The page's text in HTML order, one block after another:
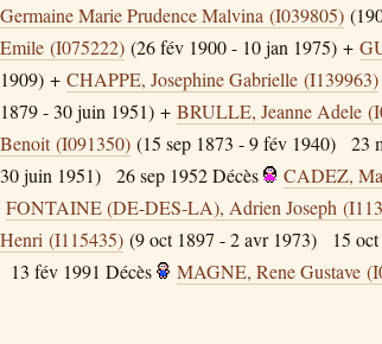
Germaine Marie Prudence Malvina (I039805)
Emile (I075222) (26 fév 1900 - 10 jan 1975) +
1909) + CHAPPE, Josephine Gabrielle (I139963)
1879 - 30 juin 1951) + BRULLE, Jeanne Adele
Benoit (I091350) (15 sep 1873 - 9 fév 1940) 23
30 juin 1951)
26 sep 1952Décès CADEZ,
FONTAINE (DE-DES-LA), Adrien Joseph
Henri (I115435) (9 oct 1897 - 2 avr 1973) 15
13 fév 1991 Décès MAGNE, Rene Gustave